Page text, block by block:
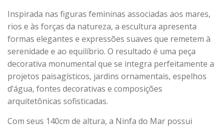
Inspirada nas figuras femininas associadas aos mares,
rios e às forças da natureza, a escultura apresenta
formas elegantes e expressões suaves que remetem à
serenidade e ao equilíbrio. O resultado é uma peça
decorativa monumental que se integra perfeitamente a
projetos paisagísticos, jardins ornamentais, espelhos
d’água, fontes decorativas e composições
arquitetônicas sofisticadas.
Com seus 140cm de altura, a Ninfa do Mar possui